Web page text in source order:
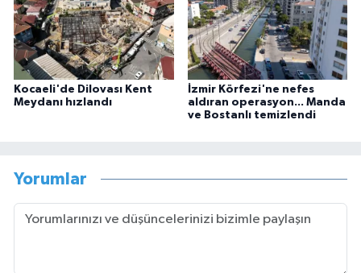
Kocaeli'de Dilovası Kent
Meydanı hızlandı
İzmir Körfezi'ne nefes
aldıran operasyon... Manda
ve Bostanlı temizlendi
Yorumlar